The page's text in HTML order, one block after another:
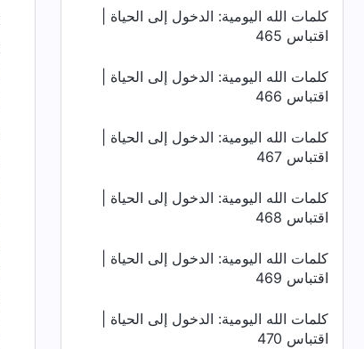
كلمات الله اليومية: الدخول إلى الحياة |
اقتباس 465
كلمات الله اليومية: الدخول إلى الحياة |
اقتباس 466
كلمات الله اليومية: الدخول إلى الحياة |
اقتباس 467
كلمات الله اليومية: الدخول إلى الحياة |
اقتباس 468
كلمات الله اليومية: الدخول إلى الحياة |
اقتباس 469
كلمات الله اليومية: الدخول إلى الحياة |
اقتباس 470